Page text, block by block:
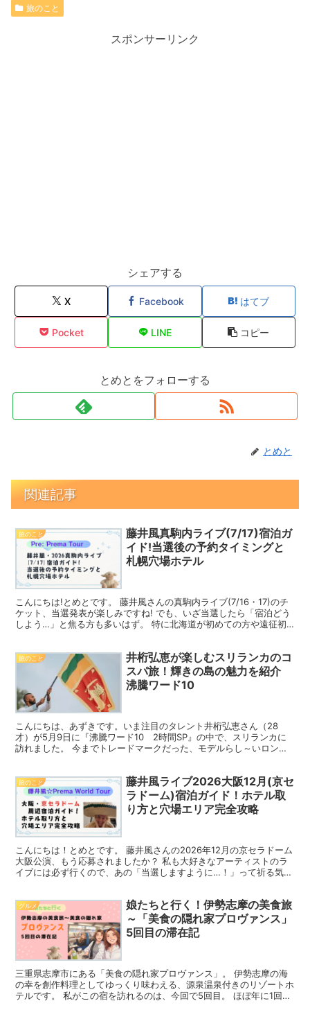
旅のこと
スポンサーリンク
シェアする
X Facebook はてブ
Pocket LINE コピー
とめとをフォローする
とめと
関連記事
旅のこと
藤井風真駒内ライブ(7/17)宿泊ガ
イド!当選後の予約タイミングと
札幌穴場ホテル
こんにちは!とめとです。 藤井風さんの真駒内ライブ(7/16・17)のチ
ケット、当選発表が楽しみですね! でも、いざ当選したら「宿泊どう
しよう…」と焦る方も多いはず。 特に北海道が初めての方や遠征初
旅のこと
井桁弘恵が楽しむスリランカのコ
スパ旅！輝きの島の魅力を紹介
沸騰ワード10
こんにちは、あずきです。いま注目のタレント井桁弘恵さん（28
才）が5月9日に『沸騰ワード10 2時間SP』の中で、スリランカに
訪れました。 今までトレードマークだった、モデルらし～いロング
旅のこと
藤井風ライブ2026大阪12月(京セ
ラドーム)宿泊ガイド！ホテル取
り方と穴場エリア完全攻略
こんにちは！とめとです。 藤井風さんの2026年12月の京セラドーム
大阪公演、もう応募されましたか？ 私も大好きなアーティストのラ
イブには必ず行くので、あの「当選しますように…！」って祈る気持
グルメ
娘たちと行く！伊勢志摩の美食旅
～「美食の隠れ家プロヴァンス」
5回目の滞在記
三重県志摩市にある「美食の隠れ家プロヴァンス」。 伊勢志摩の海
の幸を創作料理としてゆっくり味わえる、源泉温泉付きのリゾートホ
テルです。 私がこの宿を訪れるのは、今回で5回目。 ほぼ年に1回の